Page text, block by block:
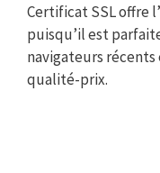
Certificat SSL offre
puisqu’il est
navigateurs
qualité-prix.